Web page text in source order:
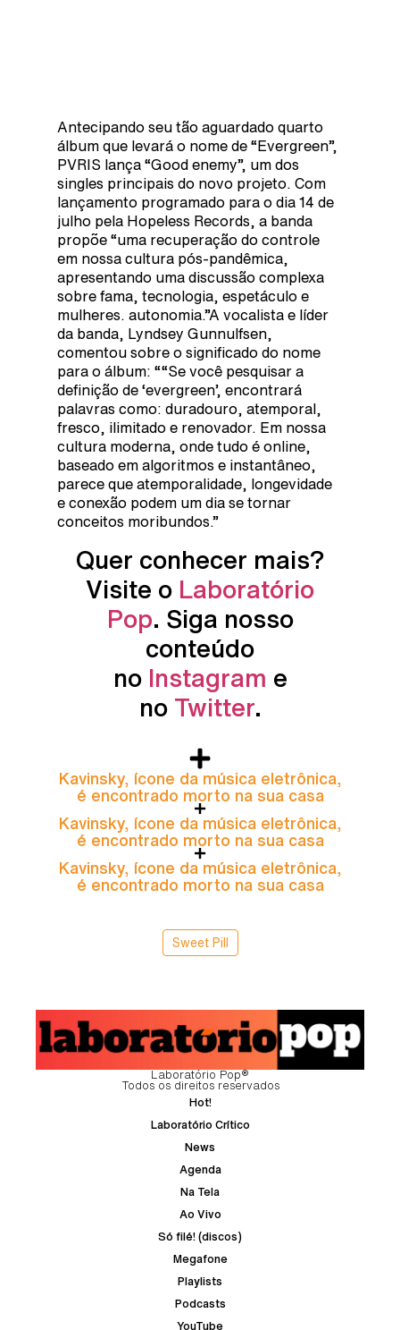
Antecipando seu tão aguardado quarto
álbum que levará o nome de “Evergreen”,
PVRIS lança “Good enemy”, um dos
singles principais do novo projeto. Com
lançamento programado para o dia 14 de
julho pela Hopeless Records, a banda
propõe “uma recuperação do controle
em nossa cultura pós-pandêmica,
apresentando uma discussão complexa
sobre fama, tecnologia, espetáculo e
mulheres. autonomia.”A vocalista e líder
da banda, Lyndsey Gunnulfsen,
comentou sobre o significado do nome
para o álbum: ““Se você pesquisar a
definição de ‘evergreen’, encontrará
palavras como: duradouro, atemporal,
fresco, ilimitado e renovador. Em nossa
cultura moderna, onde tudo é online,
baseado em algoritmos e instantâneo,
parece que atemporalidade, longevidade
e conexão podem um dia se tornar
conceitos moribundos.”
Quer conhecer mais?
Visite o Laboratório
Pop. Siga nosso
conteúdo
no Instagram e
no Twitter.
Kavinsky, ícone da música eletrônica,
é encontrado morto na sua casa
Kavinsky, ícone da música eletrônica,
é encontrado morto na sua casa
Kavinsky, ícone da música eletrônica,
é encontrado morto na sua casa
Sweet Pill
Laboratório Pop®
Todos os direitos reservados
Hot!
Laboratório Crítico
News
Agenda
Na Tela
Ao Vivo
Só filé! (discos)
Megafone
Playlists
Podcasts
YouTube